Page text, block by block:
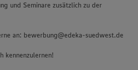
und Seminare zusätzlich zu der
an: bewerbung@edeka-suedwest.de
kennenzulernen!